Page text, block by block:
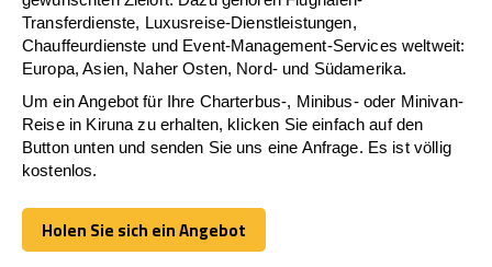
Transferdienste, Luxusreise-Dienstleistungen,
Chauffeurdienste und Event-Management-Services weltweit:
Europa, Asien, Naher Osten, Nord- und Südamerika.
Um ein Angebot für Ihre Charterbus-, Minibus- oder Minivan-
Reise in Kiruna zu erhalten, klicken Sie einfach auf den
Button unten und senden Sie uns eine Anfrage. Es ist völlig
kostenlos.
Holen Sie sich ein Angebot
Holen Sie sich ein Angebot